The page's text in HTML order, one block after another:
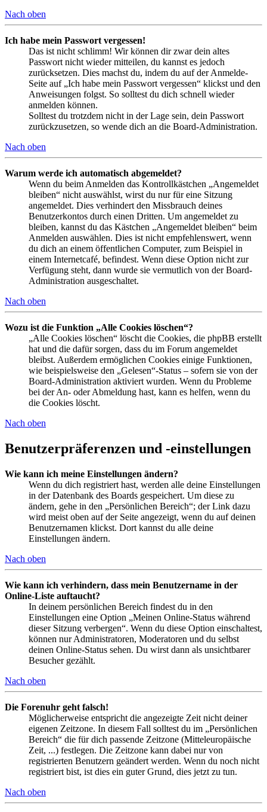
Nach oben
Ich habe mein Passwort vergessen!
Das ist nicht schlimm! Wir können dir zwar dein altes
Passwort nicht wieder mitteilen, du kannst es jedoch
zurücksetzen. Dies machst du, indem du auf der Anmelde-
Seite auf „Ich habe mein Passwort vergessen“ klickst und den
Anweisungen folgst. So solltest du dich schnell wieder
anmelden können.
Solltest du trotzdem nicht in der Lage sein, dein Passwort
zurückzusetzen, so wende dich an die Board-Administration.
Nach oben
Warum werde ich automatisch abgemeldet?
Wenn du beim Anmelden das Kontrollkästchen „Angemeldet
bleiben“ nicht auswählst, wirst du nur für eine Sitzung
angemeldet. Dies verhindert den Missbrauch deines
Benutzerkontos durch einen Dritten. Um angemeldet zu
bleiben, kannst du das Kästchen „Angemeldet bleiben“ beim
Anmelden auswählen. Dies ist nicht empfehlenswert, wenn
du dich an einem öffentlichen Computer, zum Beispiel in
einem Internetcafé, befindest. Wenn diese Option nicht zur
Verfügung steht, dann wurde sie vermutlich von der Board-
Administration ausgeschaltet.
Nach oben
Wozu ist die Funktion „Alle Cookies löschen“?
„Alle Cookies löschen“ löscht die Cookies, die phpBB erstellt
hat und die dafür sorgen, dass du im Forum angemeldet
bleibst. Außerdem ermöglichen Cookies einige Funktionen,
wie beispielsweise den „Gelesen“-Status – sofern sie von der
Board-Administration aktiviert wurden. Wenn du Probleme
bei der An- oder Abmeldung hast, kann es helfen, wenn du
die Cookies löscht.
Nach oben
Benutzerpräferenzen und -einstellungen
Wie kann ich meine Einstellungen ändern?
Wenn du dich registriert hast, werden alle deine Einstellungen
in der Datenbank des Boards gespeichert. Um diese zu
ändern, gehe in den „Persönlichen Bereich“; der Link dazu
wird meist oben auf der Seite angezeigt, wenn du auf deinen
Benutzernamen klickst. Dort kannst du alle deine
Einstellungen ändern.
Nach oben
Wie kann ich verhindern, dass mein Benutzername in der
Online-Liste auftaucht?
In deinem persönlichen Bereich findest du in den
Einstellungen eine Option „Meinen Online-Status während
dieser Sitzung verbergen“. Wenn du diese Option einschaltest,
können nur Administratoren, Moderatoren und du selbst
deinen Online-Status sehen. Du wirst dann als unsichtbarer
Besucher gezählt.
Nach oben
Die Forenuhr geht falsch!
Möglicherweise entspricht die angezeigte Zeit nicht deiner
eigenen Zeitzone. In diesem Fall solltest du im „Persönlichen
Bereich“ die für dich passende Zeitzone (Mitteleuropäische
Zeit, ...) festlegen. Die Zeitzone kann dabei nur von
registrierten Benutzern geändert werden. Wenn du noch nicht
registriert bist, ist dies ein guter Grund, dies jetzt zu tun.
Nach oben